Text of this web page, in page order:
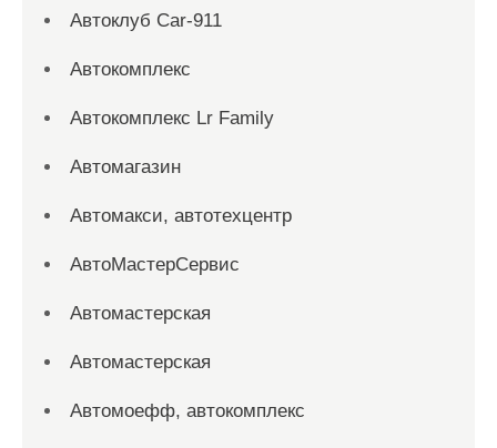
Автоклуб Car-911
Автокомплекс
Автокомплекс Lr Family
Автомагазин
Автомакси, автотехцентр
АвтоМастерСервис
Автомастерская
Автомастерская
Автомоефф, автокомплекс